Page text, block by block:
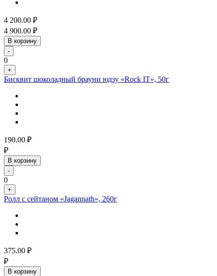
4 200.00 ₽
4 900.00 ₽
В корзину
-
0
+
Бисквит шоколадный брауни юдзу «Rock IT», 50г
190.00 ₽
₽
В корзину
-
0
+
Ролл с сейтаном «Jagannath», 260г
375.00 ₽
₽
В корзину